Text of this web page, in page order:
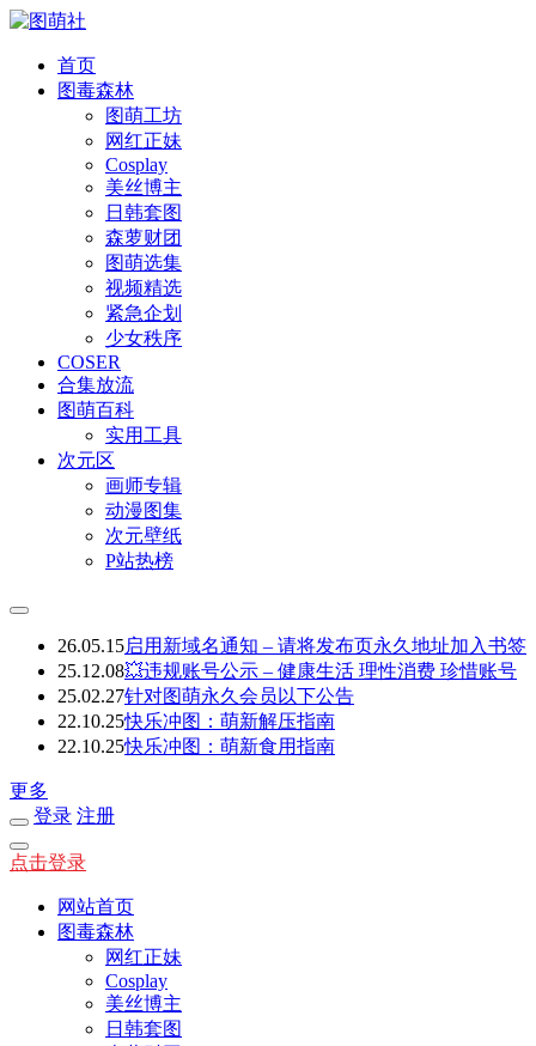
首页
图毒森林
图萌工坊
网红正妹
Cosplay
美丝博主
日韩套图
森萝财团
图萌选集
视频精选
紧急企划
少女秩序
COSER
合集放流
图萌百科
实用工具
次元区
画师专辑
动漫图集
次元壁纸
P站热榜
26.05.15启用新域名通知 – 请将发布页永久地址加入书签
25.12.08💥违规账号公示 – 健康生活 理性消费 珍惜账号
25.02.27针对图萌永久会员以下公告
22.10.25快乐冲图：萌新解压指南
22.10.25快乐冲图：萌新食用指南
更多
登录 注册
点击登录
网站首页
图毒森林
网红正妹
Cosplay
美丝博主
日韩套图